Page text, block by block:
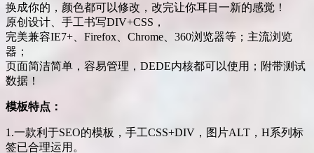
换成你的，颜色都可以修改，改完让你耳目一新的感觉！
原创设计、手工书写DIV+CSS，
完美兼容IE7+、Firefox、Chrome、360浏览器等；主流浏览
器；
页面简洁简单，容易管理，DEDE内核都可以使用；附带测试
数据！
模板特点：
1.一款利于SEO的模板，手工CSS+DIV，图片ALT，H系列标
签已合理运用。